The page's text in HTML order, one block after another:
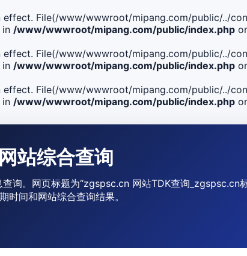
effect. File(/www/wwwroot/mipang.com/public/../
/www/wwwroot/mipang.com/public/index.php
effect. File(/www/wwwroot/mipang.com/public/../
/www/wwwroot/mipang.com/public/index.php
effect. File(/www/wwwroot/mipang.com/public/../
/www/wwwroot/mipang.com/public/index.php
站综合查询
询。网页标题为“zgspsc.cn 网站TDK查询_zgspsc.cn
时间和网站综合查询结果。